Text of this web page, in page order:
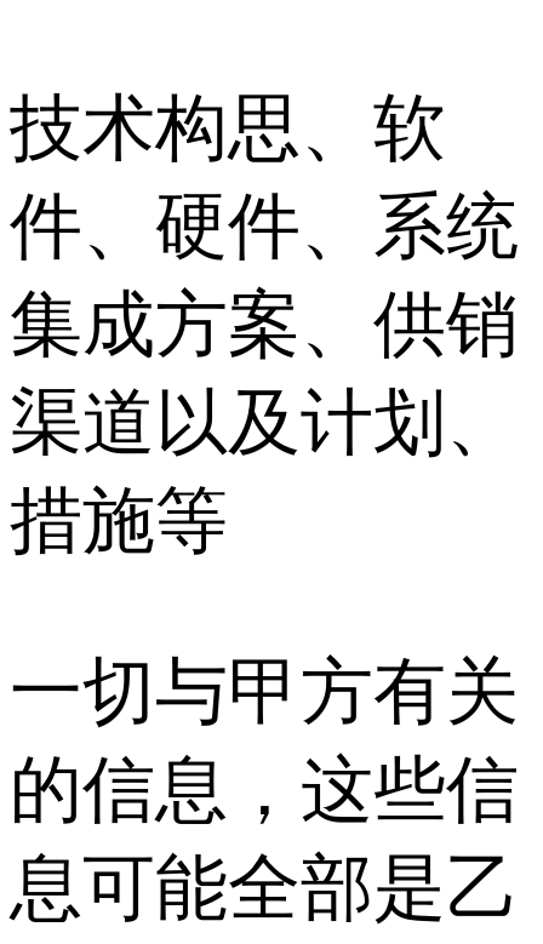
技术构思、软
件、硬件、系统
集成方案、供销
渠道以及计划、
措施等
一切与甲方有关
的信息，这些信
息可能全部是乙